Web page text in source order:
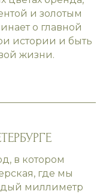
и золотым
о главной
истории и быть
жизни.
в котором
где мы
миллиметр